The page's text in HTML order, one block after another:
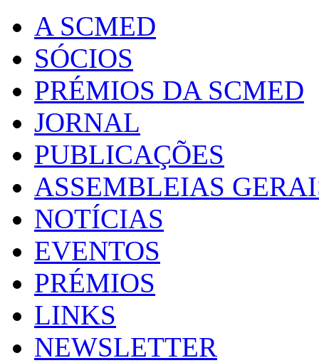
A SCMED
SÓCIOS
PRÉMIOS DA SCMED
JORNAL
PUBLICAÇÕES
ASSEMBLEIAS
NOTÍCIAS
EVENTOS
PRÉMIOS
LINKS
NEWSLETTER